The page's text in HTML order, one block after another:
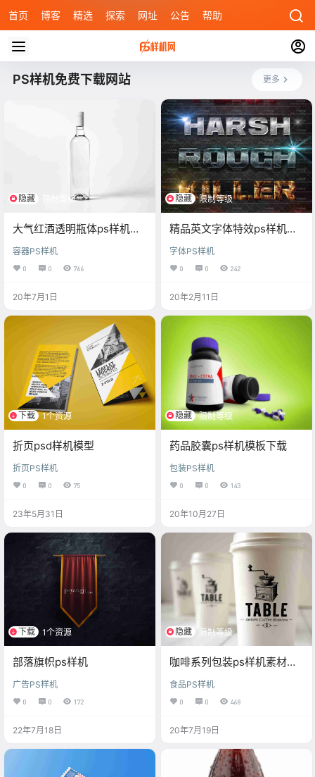
首页 博客 精选 探索 网址 公告 帮助
PS样机免费下载网站 更多
隐藏 限制等级
大气红酒透明瓶体ps样机素
材资源
容器PS样机
0 0 766
20年7月1日
隐藏 限制等级
精品英文字体特效ps样机素
材
字体PS样机
0 0 242
20年2月11日
下载 1个资源
折页psd样机模型
折页PS样机
0 0 75
23年5月31日
隐藏 限制等级
药品胶囊ps样机模板下载
包装PS样机
0 0 143
20年10月27日
下载 1个资源
部落旗帜ps样机
广告PS样机
0 0 172
22年7月18日
隐藏 限制等级
咖啡系列包装ps样机素材百
食品PS样机
0 0 468
20年7月19日